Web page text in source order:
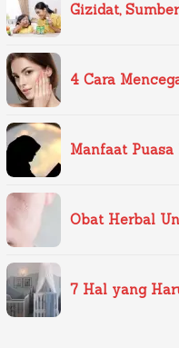
Gizidat,
4 Cara
Manfaat Puasa
Obat Herbal
7 Hal yang